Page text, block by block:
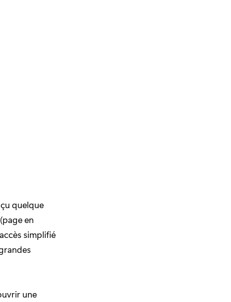
quelque
(page en
simplifié
une